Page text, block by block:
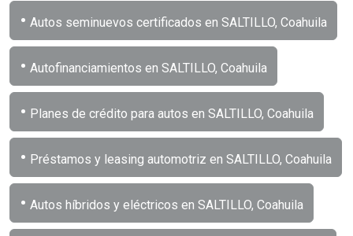
• Autos seminuevos certificados en SALTILLO, Coahuila
• Autofinanciamientos en SALTILLO, Coahuila
• Planes de crédito para autos en SALTILLO, Coahuila
• Préstamos y leasing automotriz en SALTILLO, Coahuila
• Autos híbridos y eléctricos en SALTILLO, Coahuila